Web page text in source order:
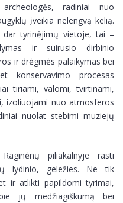
radiniai nuo
įveikia nelengvą kelią.
dar tyrinėjimų vietoje, tai –
ir suirusio dirbinio
ir drėgmės palaikymas bei
konservavimo procesas
tiriami, valomi, tvirtinami,
izoliuojami nuo atmosferos
nuolat stebimi muziejų
piliakalnyje rasti
lydinio, geležies. Ne tik
ir atlikti papildomi tyrimai,
jų medžiagiškumą bei